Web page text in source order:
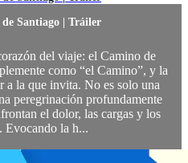
Santiago | Tráiler
del viaje: el Camino de
como “el Camino”, y la
a la que invita. No es solo una
peregrinación profundamente
el dolor, las cargas y los
Evocando la h...